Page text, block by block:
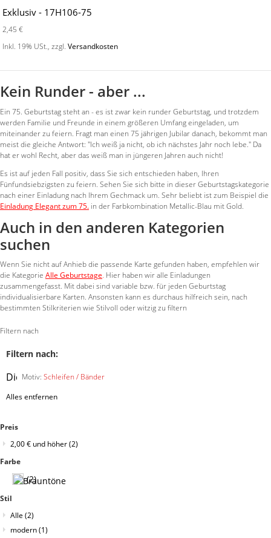
Exklusiv - 17H106-75
2,45 €
Inkl. 19% USt.,zzgl.Versandkosten
Kein Runder - aber ...
Ein 75. Geburtstag steht an - es ist zwar kein runder Geburtstag, und trotzdem
werden Familie und Freunde in einem größeren Umfang eingeladen, um
miteinander zu feiern. Fragt man einen 75 jährigen Jubilar danach, bekommt man
meist die gleiche Antwort: "Ich weiß ja nicht, ob ich nächstes Jahr noch lebe." Da
hat er wohl Recht, aber das weiß man in jüngeren Jahren auch nicht!
Es ist auf jeden Fall positiv, dass Sie sich entschieden haben, Ihren
Fünfundsiebzigsten zu feiern. Sehen Sie sich bitte in dieser Geburtstagskategorie
nach einer Einladung nach Ihrem Gechmack um. Sehr beliebt ist zum Beispiel die
Einladung Elegant zum 75. in der Farbkombination Metallic-Blau mit Gold.
Auch in den anderen Kategorien
suchen
Wenn Sie nicht auf Anhieb die passende Karte gefunden haben, empfehlen wir
die Kategorie Alle Geburtstage. Hier haben wir alle Einladungen
zusammengefasst. Mit dabei sind variable bzw. für jeden Geburtstag
individualisierbare Karten. Ansonsten kann es durchaus hilfreich sein, nach
bestimmten Stilkriterien wie Stilvoll oder witzig zu filtern
Filtern nach
Filtern nach:
Motiv: Schleifen / Bänder
Diesen
entfernen
Alles entfernen
Preis
2,00 € und höher(2)
Farbe
(2)
Stil
Alle (2)
modern(1)